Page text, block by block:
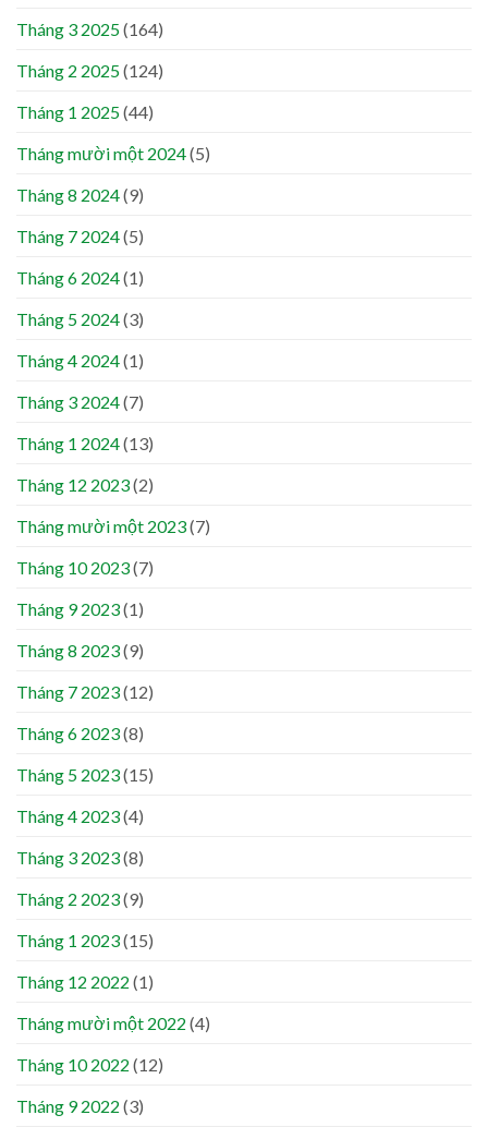
Tháng 3 2025(164)
Tháng 2 2025(124)
Tháng 1 2025(44)
Tháng mười một 2024(5)
Tháng 8 2024(9)
Tháng 7 2024(5)
Tháng 6 2024(1)
Tháng 5 2024(3)
Tháng 4 2024(1)
Tháng 3 2024(7)
Tháng 1 2024(13)
Tháng 12 2023(2)
Tháng mười một 2023(7)
Tháng 10 2023(7)
Tháng 9 2023(1)
Tháng 8 2023(9)
Tháng 7 2023(12)
Tháng 6 2023(8)
Tháng 5 2023(15)
Tháng 4 2023(4)
Tháng 3 2023(8)
Tháng 2 2023(9)
Tháng 1 2023(15)
Tháng 12 2022 (1)
Tháng mười một 2022 (4)
Tháng 10 2022 (12)
Tháng 9 2022 (3)